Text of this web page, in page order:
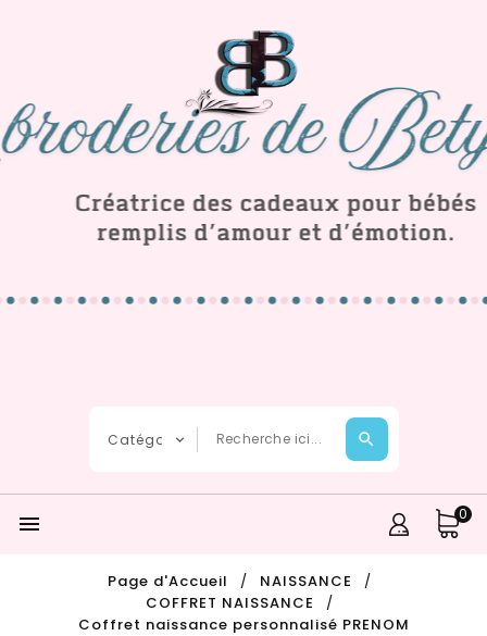
 0
Page d'Accueil
NAISSANCE
COFFRET NAISSANCE
Coffret naissance personnalisé PRENOM